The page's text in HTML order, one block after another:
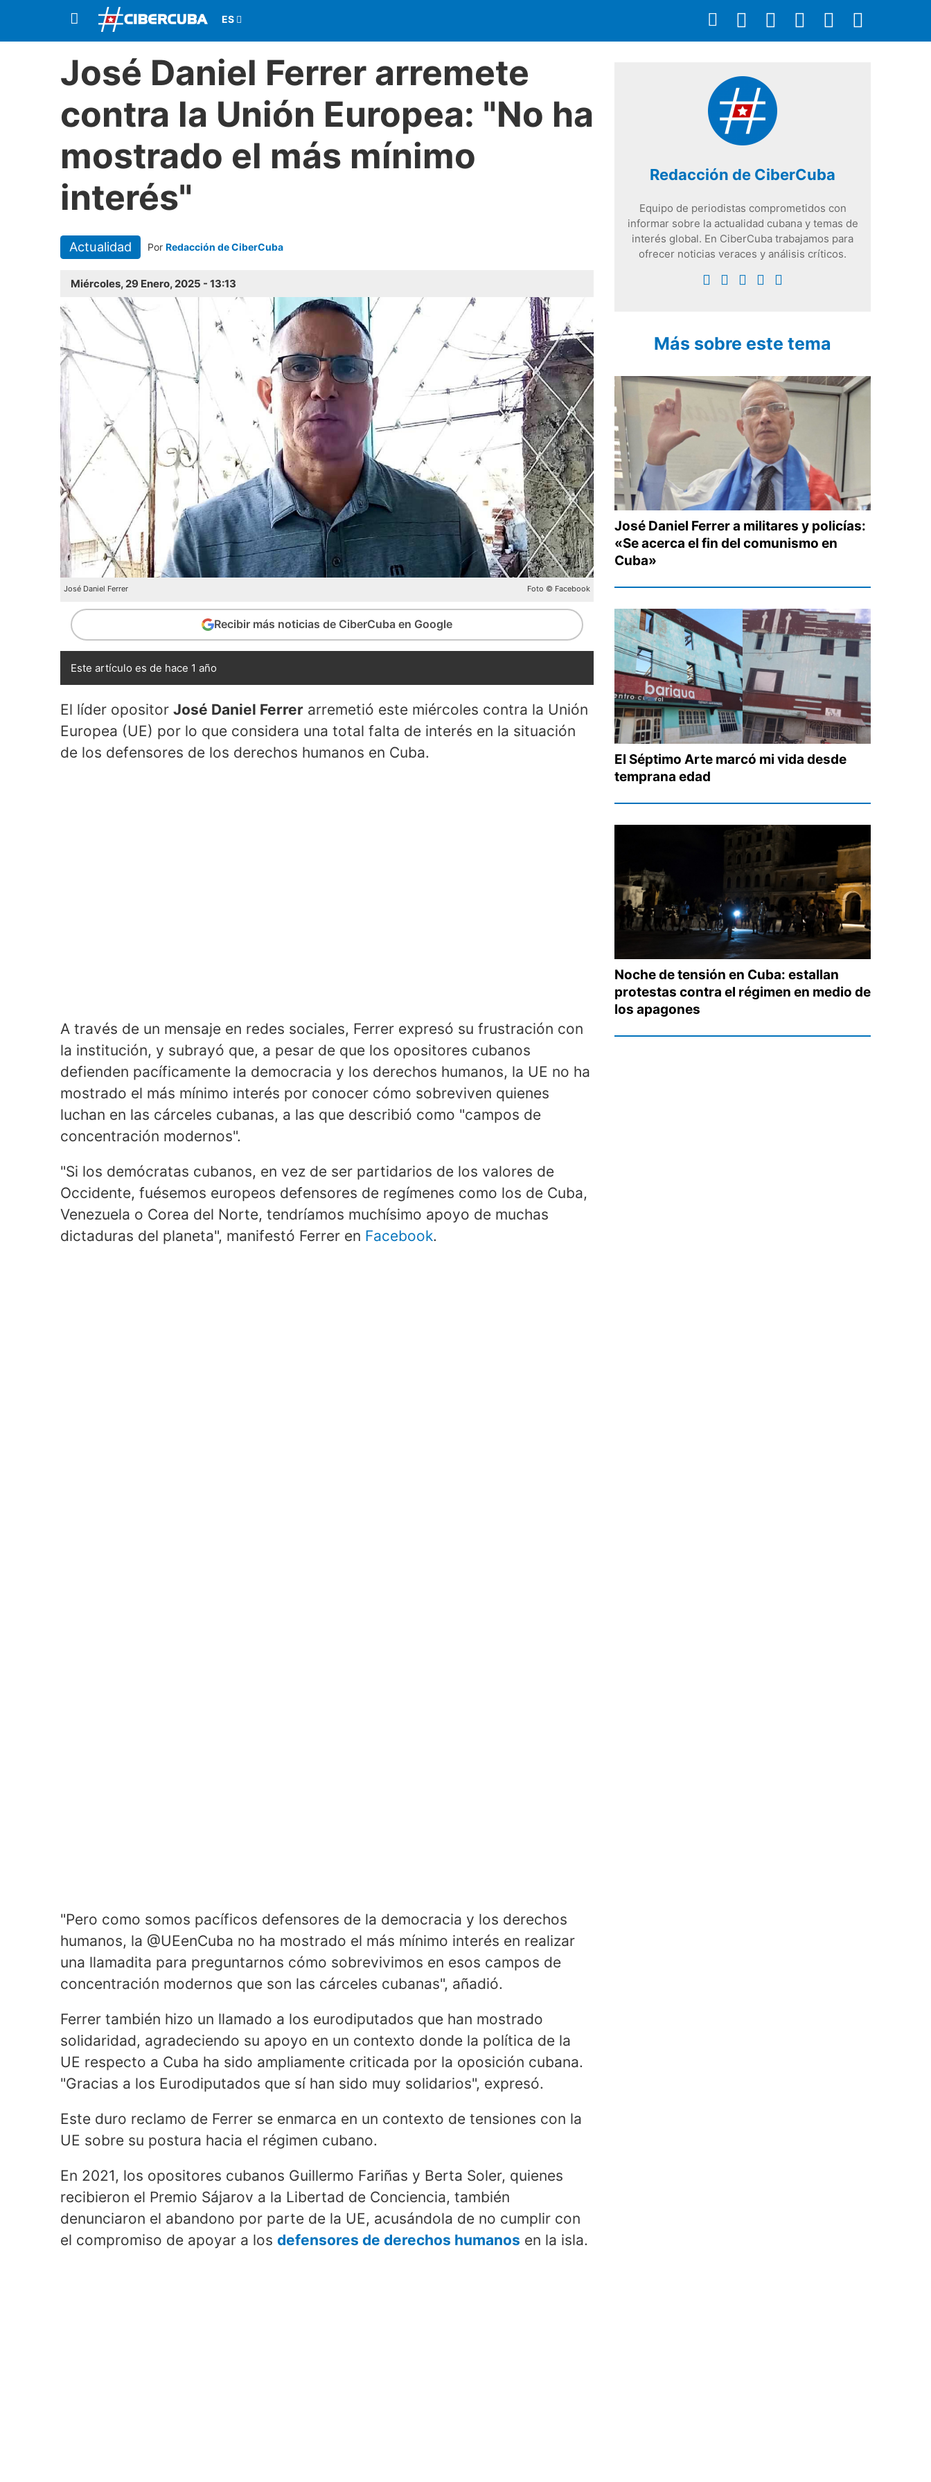
José Daniel Ferrer arremete
contra la Unión Europea: "No ha
mostrado el más mínimo
interés"
Actualidad Por Redacción de CiberCuba
Miércoles, 29 Enero, 2025 - 13:13
José Daniel Ferrer Foto © Facebook
Recibir más noticias de CiberCuba en Google
Este artículo es de hace 1 año
El líder opositor José Daniel Ferrer arremetió este miércoles contra la Unión
Europea (UE) por lo que considera una total falta de interés en la situación
de los defensores de los derechos humanos en Cuba.
A través de un mensaje en redes sociales, Ferrer expresó su frustración con
la institución, y subrayó que, a pesar de que los opositores cubanos
defienden pacíficamente la democracia y los derechos humanos, la UE no ha
mostrado el más mínimo interés por conocer cómo sobreviven quienes
luchan en las cárceles cubanas, a las que describió como "campos de
concentración modernos".
"Si los demócratas cubanos, en vez de ser partidarios de los valores de
Occidente, fuésemos europeos defensores de regímenes como los de Cuba,
Venezuela o Corea del Norte, tendríamos muchísimo apoyo de muchas
dictaduras del planeta", manifestó Ferrer en Facebook.
"Pero como somos pacíficos defensores de la democracia y los derechos
humanos, la @UEenCuba no ha mostrado el más mínimo interés en realizar
una llamadita para preguntarnos cómo sobrevivimos en esos campos de
concentración modernos que son las cárceles cubanas", añadió.
Ferrer también hizo un llamado a los eurodiputados que han mostrado
solidaridad, agradeciendo su apoyo en un contexto donde la política de la
UE respecto a Cuba ha sido ampliamente criticada por la oposición cubana.
"Gracias a los Eurodiputados que sí han sido muy solidarios", expresó.
Este duro reclamo de Ferrer se enmarca en un contexto de tensiones con la
UE sobre su postura hacia el régimen cubano.
En 2021, los opositores cubanos Guillermo Fariñas y Berta Soler, quienes
recibieron el Premio Sájarov a la Libertad de Conciencia, también
denunciaron el abandono por parte de la UE, acusándola de no cumplir con
el compromiso de apoyar a los defensores de derechos humanos en la isla.
Redacción de CiberCuba
Equipo de periodistas comprometidos con
informar sobre la actualidad cubana y temas de
interés global. En CiberCuba trabajamos para
ofrecer noticias veraces y análisis críticos.
Más sobre este tema
José Daniel Ferrer a militares y policías:
«Se acerca el fin del comunismo en
Cuba»
El Séptimo Arte marcó mi vida desde
temprana edad
Noche de tensión en Cuba: estallan
protestas contra el régimen en medio de
los apagones